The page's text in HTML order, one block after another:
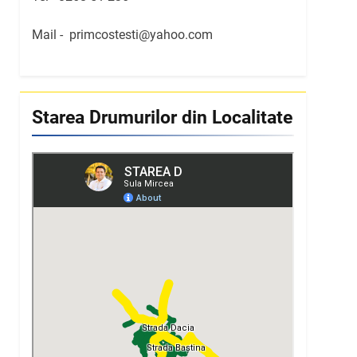
Mail - primcostesti@yahoo.com
Starea Drumurilor din Localitate